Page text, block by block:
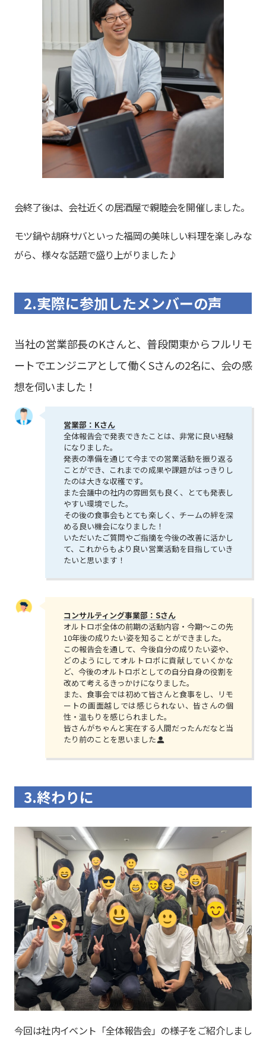
会終了後は、会社近くの居酒屋で親睦会を開催しました。
モツ鍋や胡麻サバといった福岡の美味しい料理を楽しみな
がら、様々な話題で盛り上がりました♪
2.実際に参加したメンバーの声
当社の営業部長のKさんと、普段関東からフルリモ
ートでエンジニアとして働くSさんの2名に、会の感
想を伺いました！
営業部：Kさん
全体報告会で発表できたことは、非常に良い経験
になりました。
発表の準備を通じて今までの営業活動を振り返る
ことができ、これまでの成果や課題がはっきりし
たのは大きな収穫です。
また会議中の社内の雰囲気も良く、とても発表し
やすい環境でした。
その後の食事会もとても楽しく、チームの絆を深
める良い機会になりました！
いただいたご質問やご指摘を今後の改善に活かし
て、これからもより良い営業活動を目指していき
たいと思います！
コンサルティング事業部：Sさん
オルトロボ全体の前期の活動内容・今期～この先
10年後の成りたい姿を知ることができました。
この報告会を通して、今後自分の成りたい姿や、
どのようにしてオルトロボに貢献していくかな
ど、今後のオルトロボとしての自分自身の役割を
改めて考えるきっかけになりました。
また、食事会では初めて皆さんと食事をし、リモ
ートの画面越しでは感じられない、皆さんの個
性・温もりを感じられました。
皆さんがちゃんと実在する人間だったんだなと当
たり前のことを思いました
3.終わりに
今回は社内イベント「全体報告会」の様子をご紹介しまし